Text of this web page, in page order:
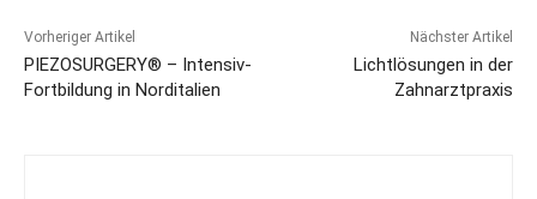
Vorheriger Artikel
PIEZOSURGERY® – Intensiv-
Fortbildung in Norditalien
Nächster Artikel
Lichtlösungen in der
Zahnarztpraxis